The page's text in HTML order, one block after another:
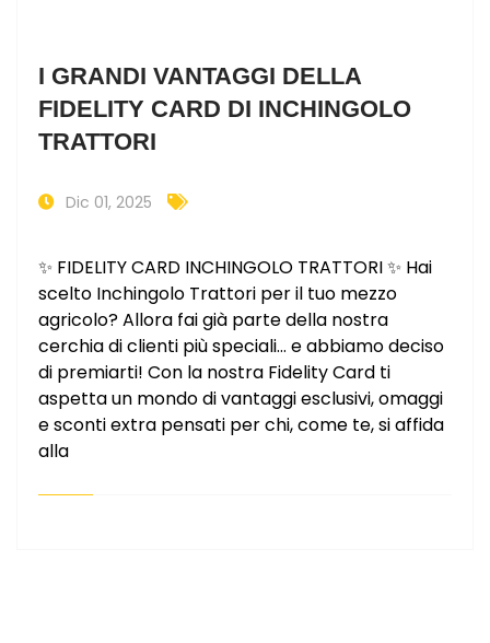
I GRANDI VANTAGGI DELLA
FIDELITY CARD DI INCHINGOLO
TRATTORI
Dic 01, 2025
✨ FIDELITY CARD INCHINGOLO TRATTORI ✨ Hai
scelto Inchingolo Trattori per il tuo mezzo
agricolo? Allora fai già parte della nostra
cerchia di clienti più speciali… e abbiamo deciso
di premiarti! Con la nostra Fidelity Card ti
aspetta un mondo di vantaggi esclusivi, omaggi
e sconti extra pensati per chi, come te, si affida
alla